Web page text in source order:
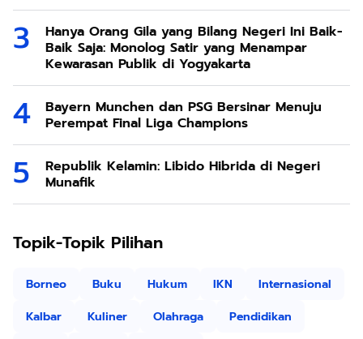
Hanya Orang Gila yang Bilang Negeri Ini Baik-
Baik Saja: Monolog Satir yang Menampar
Kewarasan Publik di Yogyakarta
Bayern Munchen dan PSG Bersinar Menuju
Perempat Final Liga Champions
Republik Kelamin: Libido Hibrida di Negeri
Munafik
Topik-Topik Pilihan
Borneo Buku Hukum IKN
Internasional
Kalbar
Kuliner Olahraga
Pendidikan